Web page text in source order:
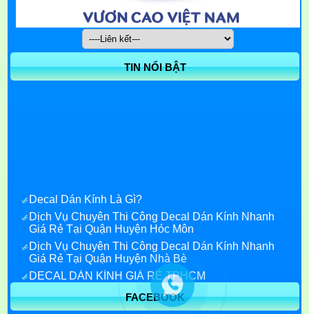
TIN NỔI BẬT
Decal Dán Kính Là Gì?
Dịch Vụ Chuyên Thi Công Decal Dán Kính Nhanh
Giá Rẻ Tại Quận Huyện Hóc Môn
Dịch Vụ Chuyên Thi Công Decal Dán Kính Nhanh
Giá Rẻ Tại Quận Huyện Nhà Bè
DECAL DÁN KÍNH GIÁ RẺ TPHCM
Decal Dán Kính Giá Rẻ quận 7
Decal dán kính quận 1FACEBOOK